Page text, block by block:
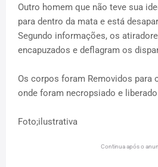
Outro homem que não teve sua
para dentro da mata e está
Segundo informações, os
encapuzados e deflagram os
Os corpos foram Removidos para
onde foram necropsiado e
Foto;ilustrativa
Continua após o